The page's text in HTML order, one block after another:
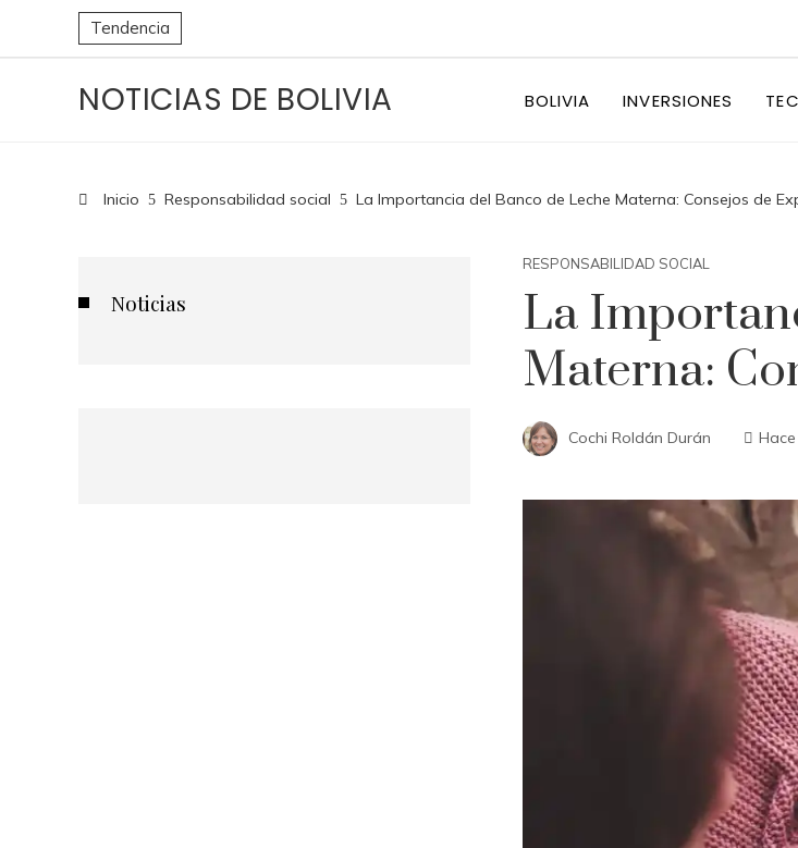
Tendencia
NOTICIAS DE BOLIVIA BOLIVIA INVERSIONES
Inicio Responsabilidad social La Importancia del Banco de Leche Materna: Consejos de
RESPONSABILIDAD SOCIAL
La
Materna:
Cochi Roldán Durán
Noticias